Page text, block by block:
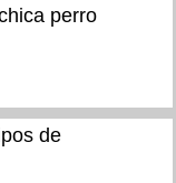
perro
de